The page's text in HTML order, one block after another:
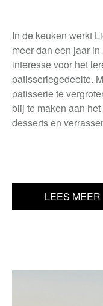
In de keuken werkt
meer dan een jaar
interesse voor het
patisseriegedeelte.
patisserie te
blij te maken aan
desserts en
LEES MEER